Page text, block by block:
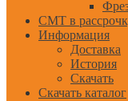
CMT в
Информация
Доставка
История
Скачать
Скачать каталог